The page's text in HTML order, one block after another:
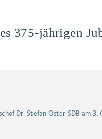
375-jährigen
Dr. Stefan Oster SDB am